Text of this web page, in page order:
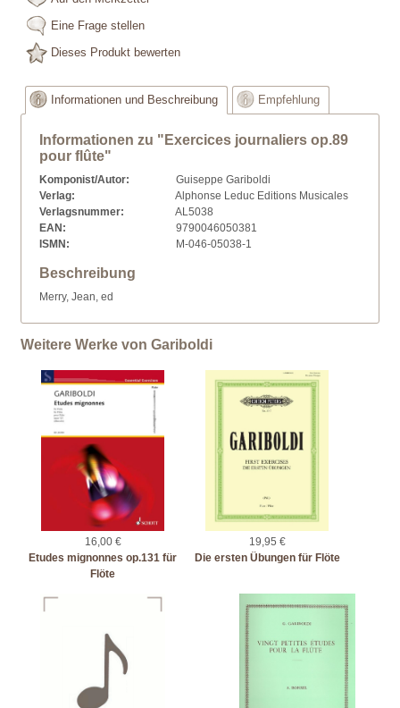
Eine Frage stellen
Dieses Produkt bewerten
Informationen und Beschreibung Empfehlung
Informationen zu "Exercices journaliers op.89
pour flûte"
Komponist/Autor:
Guiseppe Gariboldi
Verlag:
Alphonse Leduc Editions Musicales
Verlagsnummer:
AL5038
EAN:
9790046050381
ISMN:
M-046-05038-1
Beschreibung
Merry, Jean, ed
Weitere Werke von Gariboldi
16,00 €
Etudes mignonnes op.131 für
Flöte
19,95 €
Die ersten Übungen für Flöte